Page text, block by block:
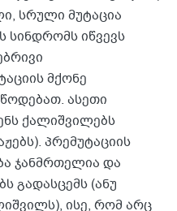
სრული მუტაცია
სინდრომს იწვევს
მქონე
ასეთი
ქალიშვილებს
პრემუტაციის
ჯანმრთელია და
გადასცემს (ანუ
ისე, რომ არც